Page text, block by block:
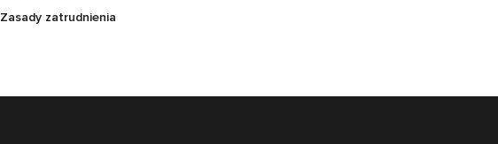
Zasady zatrudnienia